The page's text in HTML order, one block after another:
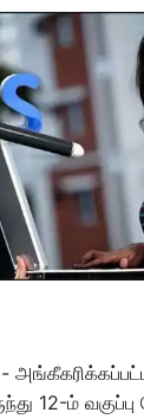
12-ம் வகுப்பு